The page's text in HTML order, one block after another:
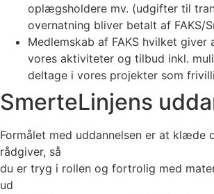
oplægsholdere mv. (udgifter til
overnatning bliver betalt af FAKS/
Medlemskab af FAKS hvilket giver
vores aktiviteter og tilbud inkl.
deltage i vores projekter som
SmerteLinjens
Formålet med uddannelsen er at klæde
rådgiver, så
du er tryg i rollen og fortrolig med
ud